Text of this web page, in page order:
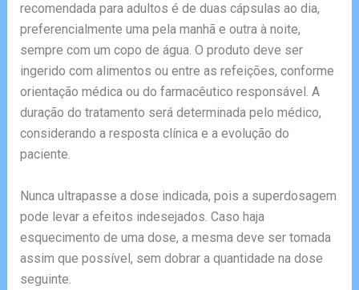
recomendada para adultos é de duas cápsulas ao dia,
preferencialmente uma pela manhã e outra à noite,
sempre com um copo de água. O produto deve ser
ingerido com alimentos ou entre as refeições, conforme
orientação médica ou do farmacêutico responsável. A
duração do tratamento será determinada pelo médico,
considerando a resposta clínica e a evolução do
paciente.
Nunca ultrapasse a dose indicada, pois a superdosagem
pode levar a efeitos indesejados. Caso haja
esquecimento de uma dose, a mesma deve ser tomada
assim que possível, sem dobrar a quantidade na dose
seguinte.